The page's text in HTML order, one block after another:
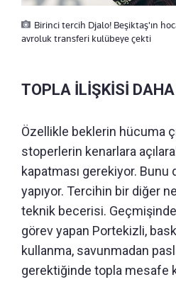
Birinci tercih Djalo! Beşiktaş'ın
avroluk transferi kulübeye çekti
TOPLA İLİŞKİSİ
Özellikle beklerin hücuma
stoperlerin kenarlara
kapatması gerekiyor. Bunu
yapıyor. Tercihin bir diğer
teknik becerisi.
görev yapan Portekizli,
kullanma, savunmadan
gerektiğinde topla mesafe